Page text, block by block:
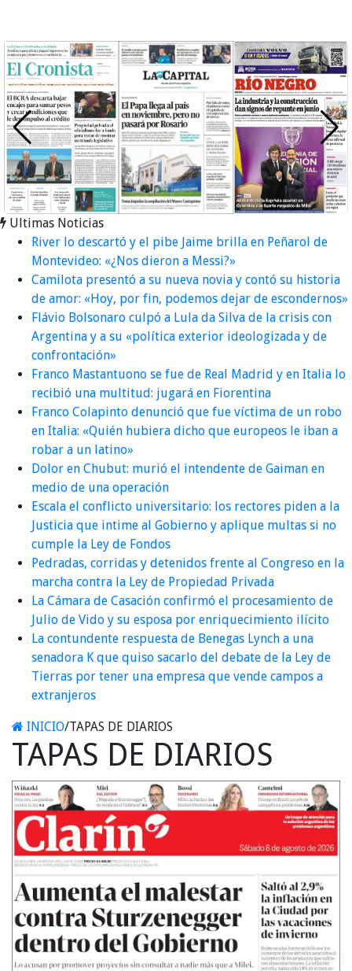
Ultimas Noticias
River lo descartó y el pibe Jaime brilla en Peñarol de
Montevideo: «¿Nos dieron a Messi?»
Camilota presentó a su nueva novia y contó su historia
de amor: «Hoy, por fin, podemos dejar de escondernos»
Flávio Bolsonaro culpó a Lula da Silva de la crisis con
Argentina y a su «política exterior ideologizada y de
confrontación»
Franco Mastantuono se fue de Real Madrid y en Italia lo
recibió una multitud: jugará en Fiorentina
Franco Colapinto denunció que fue víctima de un robo
en Italia: «Quién hubiera dicho que europeos le iban a
robar a un latino»
Dolor en Chubut: murió el intendente de Gaiman en
medio de una operación
Escala el conflicto universitario: los rectores piden a la
Justicia que intime al Gobierno y aplique multas si no
cumple la Ley de Fondos
Pedradas, corridas y detenidos frente al Congreso en la
marcha contra la Ley de Propiedad Privada
La Cámara de Casación confirmó el procesamiento de
Julio de Vido y su esposa por enriquecimiento ilícito
La contundente respuesta de Benegas Lynch a una
senadora K que quiso sacarlo del debate de la Ley de
Tierras por tener una empresa que vende campos a
extranjeros
INICIO/TAPAS DE DIARIOS
TAPAS DE DIARIOS